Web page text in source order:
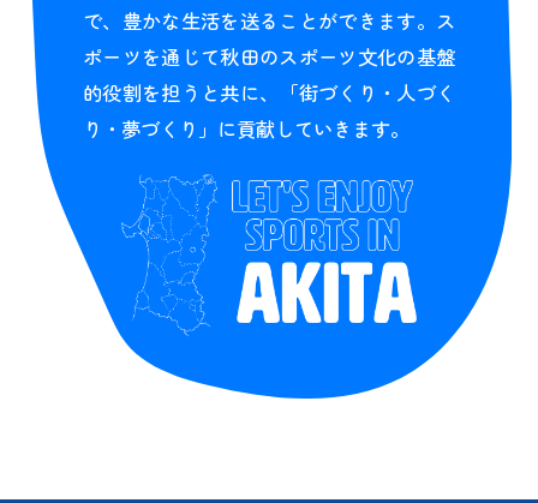
で、豊かな生活を送ることができます。ス
ポーツを通じて秋田のスポーツ文化の基盤
的役割を担うと共に、「街づくり・人づく
り・夢づくり」に貢献していきます。